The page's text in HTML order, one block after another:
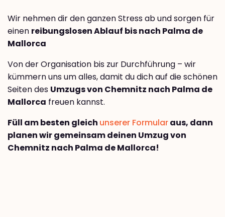
Wir nehmen dir den ganzen Stress ab und sorgen für
einen reibungslosen Ablauf bis nach Palma de
Mallorca
Von der Organisation bis zur Durchführung – wir
kümmern uns um alles, damit du dich auf die schönen
Seiten des Umzugs von Chemnitz nach Palma de
Mallorca freuen kannst.
Füll am besten gleich unserer Formularaus, dann
planen wir gemeinsam deinen Umzug von
Chemnitz nach Palma de Mallorca!